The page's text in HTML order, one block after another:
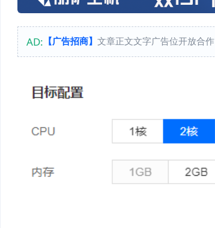
AD: 【广告招商】 文章正文文字广告位开放合作